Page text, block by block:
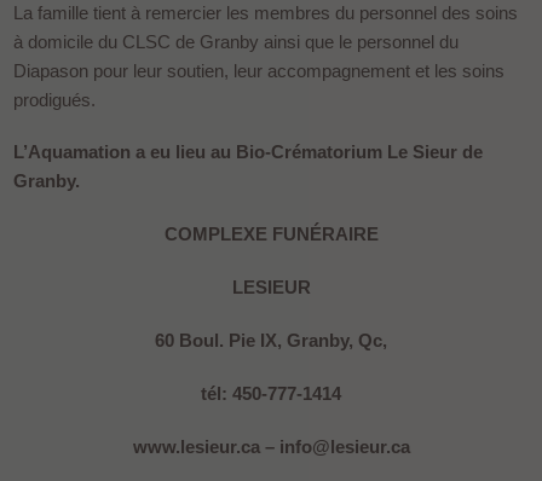
La famille tient à remercier les membres du personnel des soins
à domicile du CLSC de Granby ainsi que le personnel du
Diapason pour leur soutien, leur accompagnement et les soins
prodigués.
L’Aquamation a eu lieu au Bio-Crématorium Le Sieur de
Granby.
COMPLEXE FUNÉRAIRE
LESIEUR
60 Boul. Pie IX, Granby, Qc,
tél: 450-777-1414
www.lesieur.ca – info@lesieur.ca